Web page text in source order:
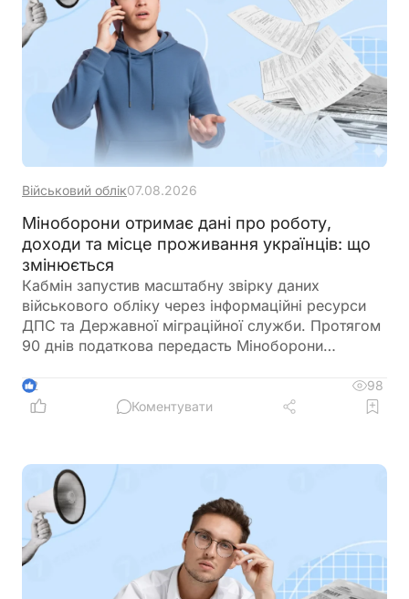
Військовий облік07.08.2026
Міноборони отримає дані про роботу,
доходи та місце проживання українців: що
змінюється
Кабмін запустив масштабну звірку даних
військового обліку через інформаційні ресурси
ДПС та Державної міграційної служби. Протягом
90 днів податкова передасть Міноборони
років, включаючи відомості про місце роботи,
доходи та персональні дані. Паралельно ДМС
відцифрований образ обличчя. Якщо людини ще
немає у військовому реєстрі, система
автоматично сформує для неї цифровий профіль
на підставі отриманої інформації
2
98
Коментувати